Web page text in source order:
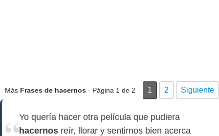
Más Frases de hacernos - Página 1 de 2 1 2 Siguiente
Yo quería hacer otra película que pudiera
hacernos reír, llorar y sentirnos bien acerca